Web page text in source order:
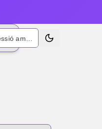
Alternar tema